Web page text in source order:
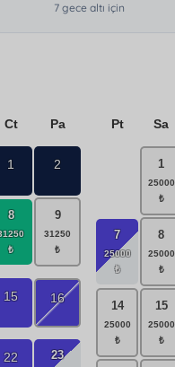
7 gece altı için
Ct Pa
1 2
8 9
15 16
22 23
Pt Sa
1
7 8
14 15